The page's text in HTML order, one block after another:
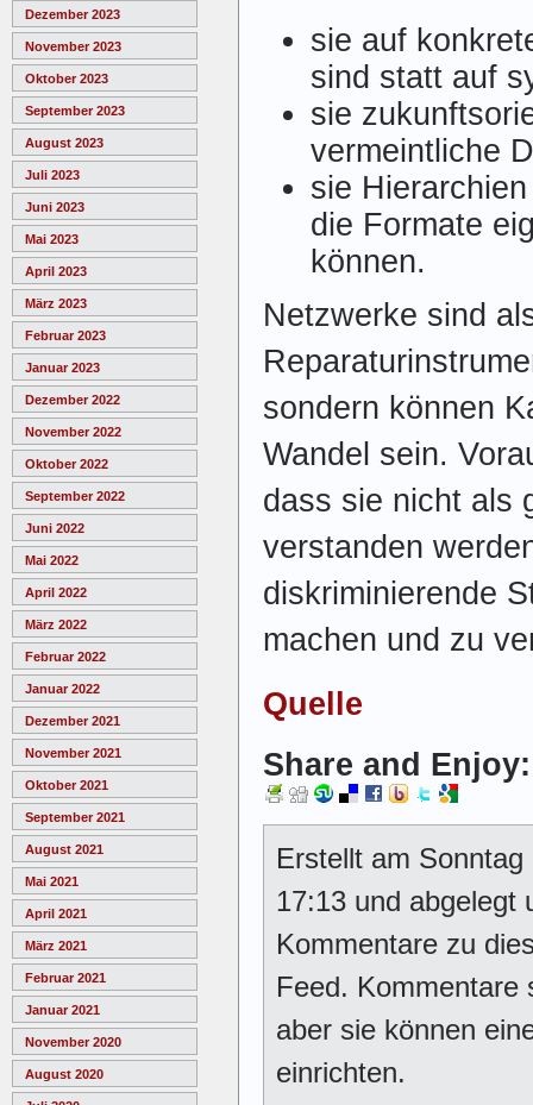
Dezember 2023
November 2023
Oktober 2023
September 2023
August 2023
Juli 2023
Juni 2023
Mai 2023
April 2023
März 2023
Februar 2023
Januar 2023
Dezember 2022
November 2022
Oktober 2022
September 2022
Juni 2022
Mai 2022
April 2022
März 2022
Februar 2022
Januar 2022
Dezember 2021
November 2021
Oktober 2021
September 2021
August 2021
Mai 2021
April 2021
März 2021
Februar 2021
Januar 2021
November 2020
August 2020
sie auf
sind statt auf
sie
vermeintliche
sie
die Formate
können.
Netzwerke sind
sondern können
Wandel sein.
dass sie nicht als
verstanden
diskriminierende
machen und zu
Quelle
Share and Enjoy:
Erstellt am
17:13 und abgelegt
Kommentare zu
Feed. Kommentare
aber sie können
einrichten.